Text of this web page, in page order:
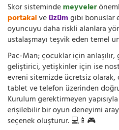
Skor sistemindemeyveler
portakalveüzümgibi bonuslar
oyuncuyu daha riskli alanlara
ustalaşmayı teşvik eden temel
Pac-Man; çocuklar için
geliştirici, yetişkinler için ise
evreni sitemizde ücretsiz
tablet ve telefon üzerinden
Kurulum gerektirmeyen
erişilebilir bir oyun deneyimi
seçenek oluşturur. 💻📱🎮